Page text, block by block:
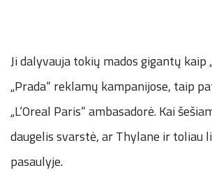
Ji dalyvauja tokių mados gigantų kaip
„Prada“ reklamų kampanijose, taip
„L‘Oreal Paris“ ambasadorė. Kai
daugelis svarstė, ar Thylane ir toliau
pasaulyje.